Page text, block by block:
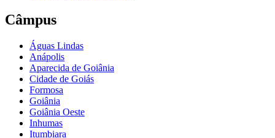
Câmpus
Águas Lindas
Anápolis
Aparecida de Goiânia
Cidade de Goiás
Formosa
Goiânia
Goiânia Oeste
Inhumas
Itumbiara